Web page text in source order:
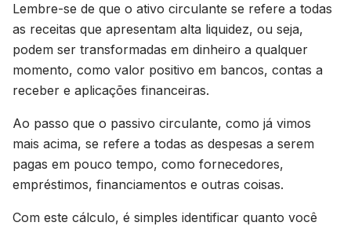
Lembre-se de que o ativo circulante se refere a todas
as receitas que apresentam alta liquidez, ou seja,
podem ser transformadas em dinheiro a qualquer
momento, como valor positivo em bancos, contas a
receber e aplicações financeiras.
Ao passo que o passivo circulante, como já vimos
mais acima, se refere a todas as despesas a serem
pagas em pouco tempo, como fornecedores,
empréstimos, financiamentos e outras coisas.
Com este cálculo, é simples identificar quanto você